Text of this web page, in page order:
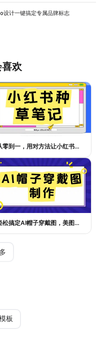
计一键搞定专属品牌标志
欢
从零到一，用对方法让小红书种草笔记的流量自己找上门
轻松搞定AI帽子穿戴图，美图设计室电商主图教程
板